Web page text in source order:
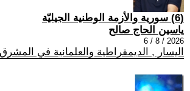
(6) سورية والأزمة الوطنية الجيليّة
ياسين الحاج صالح
2026 / 8 / 6
اليسار , الديمقراطية والعلمانية في